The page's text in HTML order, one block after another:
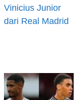
Vinicius Junior
dari Real Madrid